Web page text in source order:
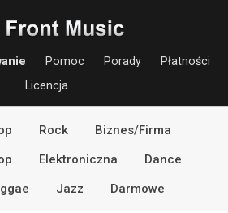
Pomoc Porady
Płatności
Licencja
Rock
Biznes/Firma
Elektroniczna
Dance
Jazz Darmowe